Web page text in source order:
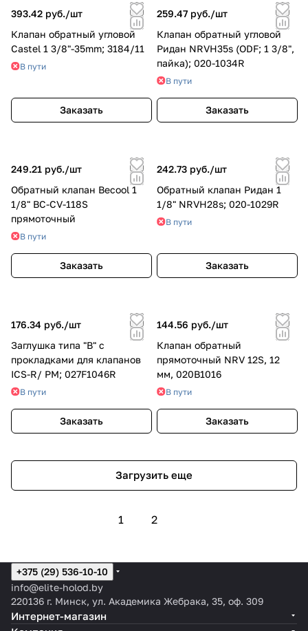
393.42 руб./шт
Клапан обратный угловой
Castel 1 3/8"-35mm; 3184/11
В пути
Заказать
259.47 руб./шт
Клапан обратный угловой
Ридан NRVH35s (ODF; 1 3/8",
пайка); 020-1034R
В пути
Заказать
249.21 руб./шт
Обратный клапан Becool 1
1/8" BC-CV-118S
прямоточный
В пути
Заказать
242.73 руб./шт
Обратный клапан Ридан 1
1/8" NRVH28s; 020-1029R
В пути
Заказать
176.34 руб./шт
Заглушка типа "B" с
прокладками для клапанов
ICS-R/ PM; 027F1046R
В пути
Заказать
144.56 руб./шт
Клапан обратный
прямоточный NRV 12S, 12
мм, 020B1016
В пути
Заказать
Загрузить еще
1 2
+375 (29) 536-10-10
info@elite-holod.by
220136 г. Минск, ул. Академика Жебрака, 35, оф. 309
Интернет-магазин